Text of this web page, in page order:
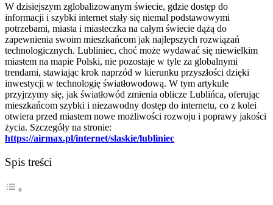
W dzisiejszym zglobalizowanym świecie, gdzie dostęp do
informacji i szybki internet stały się niemal podstawowymi
potrzebami, miasta i miasteczka na całym świecie dążą do
zapewnienia swoim mieszkańcom jak najlepszych rozwiązań
technologicznych. Lubliniec, choć może wydawać się niewielkim
miastem na mapie Polski, nie pozostaje w tyle za globalnymi
trendami, stawiając krok naprzód w kierunku przyszłości dzięki
inwestycji w technologię światłowodową. W tym artykule
przyjrzymy się, jak światłowód zmienia oblicze Lublińca, oferując
mieszkańcom szybki i niezawodny dostęp do internetu, co z kolei
otwiera przed miastem nowe możliwości rozwoju i poprawy jakości
życia. Szczegóły na stronie:
https://airmax.pl/internet/slaskie/lubliniec
Spis treści